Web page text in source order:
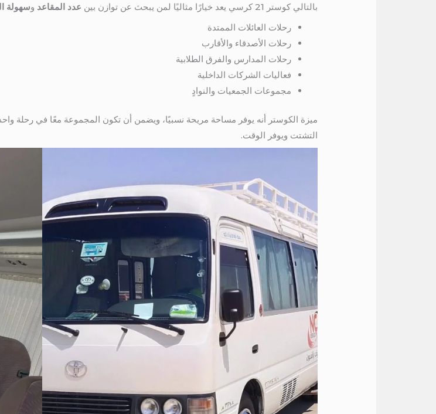
بالتالي كوستر 21 كرسي يعد خيارًا مثاليًا لمن يبحث عن توازن بين
عدد المقاعد وسهولة
رحلات العائلات الممتدة
رحلات الأصدقاء والأقارب
رحلات المدارس والفرق الطلابية
فعاليات الشركات الداخلية
مجموعات الجمعيات والنوادٍ
ميزة الكوستر أنه يوفر مساحة مريحة نسبيًا، ويضمن أن تكون المجموعة معًا في رحلة
التشتت ويوفر الوقت.